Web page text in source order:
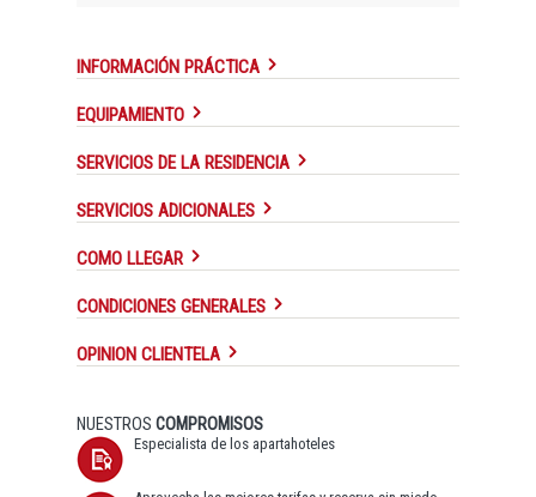
INFORMACIÓN PRÁCTICA
EQUIPAMIENTO
SERVICIOS DE LA RESIDENCIA
SERVICIOS ADICIONALES
COMO LLEGAR
CONDICIONES GENERALES
OPINION CLIENTELA
NUESTROS COMPROMISOS
Especialista de los apartahoteles